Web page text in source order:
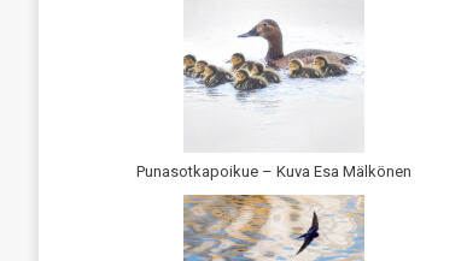
Punasotkapoikue – Kuva Esa Mälkönen